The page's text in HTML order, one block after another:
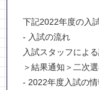
下記2022年度の入
- 入試の流れ
入試スタッフによ
＞結果通知＞二次
- 2022年度入試の情